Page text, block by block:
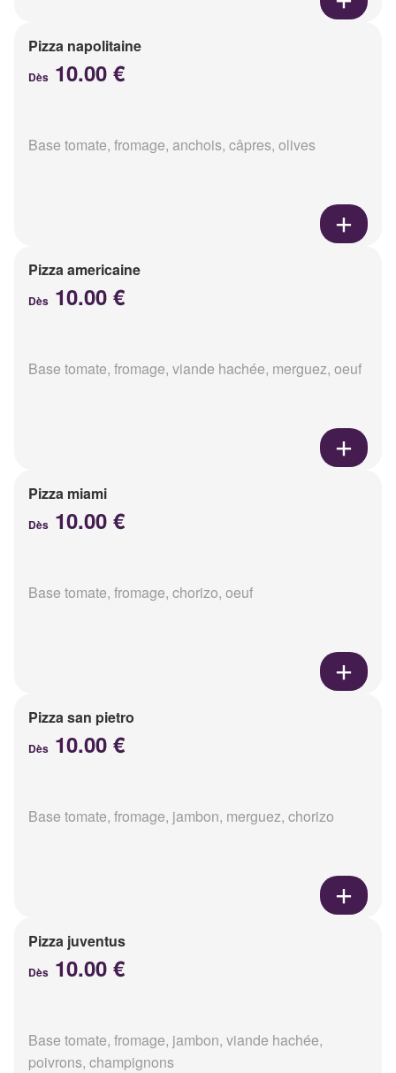
Pizza napolitaine
Dès 10.00 €
Base tomate, fromage, anchois, câpres, olives
Pizza americaine
Dès 10.00 €
Base tomate, fromage, viande hachée, merguez, oeuf
Pizza miami
Dès 10.00 €
Base tomate, fromage, chorizo, oeuf
Pizza san pietro
Dès 10.00 €
Base tomate, fromage, jambon, merguez, chorizo
Pizza juventus
Dès 10.00 €
Base tomate, fromage, jambon, viande hachée,
poivrons, champignons